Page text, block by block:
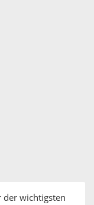
der wichtigsten